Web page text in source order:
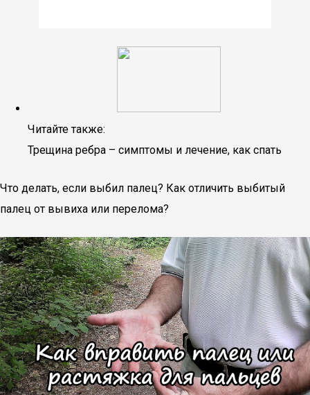
Читайте также:
Трещина ребра – симптомы и лечение, как спать
Что делать, если выбил палец? Как отличить выбитый
палец от вывиха или перелома?